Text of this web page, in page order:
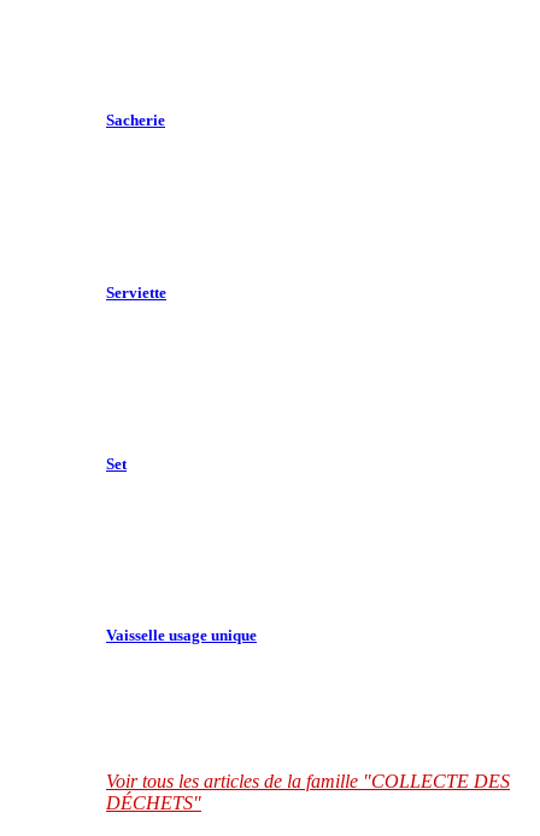
Sacherie
Serviette
Set
Vaisselle usage unique
Voir tous les articles de la famille "COLLECTE DES
DÉCHETS"